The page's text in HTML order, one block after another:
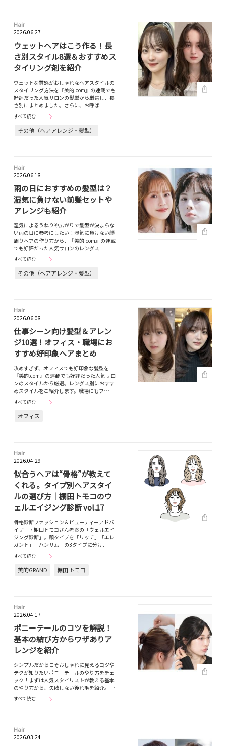
Hair
2026.06.27
ウェットヘアはこう作る！長
さ別スタイル8選＆おすすめス
タイリング剤を紹介
ウェットな質感がおしゃれなヘアスタイルの
スタイリング方法を『美的.com』の連載でも
好評だった人気サロンの髪型から厳選し、長
さ別にまとめました。さらに、お呼ば…
すべて読む
その他（ヘアアレンジ・髪型）
Hair
2026.06.18
雨の日におすすめの髪型は？
湿気に負けない前髪セットや
アレンジも紹介
湿気によるうねりや広がりで髪型が決まらな
い雨の日に参考にしたい！湿気に負けない顔
周りヘアの作り方から、『美的.com』の連載
でも好評だった人気サロンのレングス…
すべて読む
その他（ヘアアレンジ・髪型）
Hair
2026.06.08
仕事シーン向け髪型＆アレン
ジ10選！オフィス・職場にお
すすめ好印象ヘアまとめ
攻めすぎず、オフィスでも好印象な髪型を
『美的.com』の連載でも好評だった人気サロ
ンのスタイルから厳選。レングス別におすす
めスタイルをご紹介します。職場にもフ…
すべて読む
オフィス
Hair
2026.04.29
似合うヘアは“骨格”が教えて
くれる。タイプ別ヘアスタイ
ルの選び方｜棚田トモコのウ
ェルエイジング診断 vol.17
骨格診断ファッション＆ビューティーアドバ
イザー・棚田トモコさん考案の「ウェルエイ
ジング診断」。顔タイプを「リッチ」「エレ
ガント」「ハンサム」の3タイプに分け、…
すべて読む
美的GRAND 棚田 トモコ
Hair
2026.04.17
ポニーテールのコツを解説！
基本の結び方からワザありア
レンジを紹介
シンプルだからこそおしゃれに見えるコツや
テクが知りたいポニーテールのやり方をチェ
ック！まずは人気スタイリストが教える基本
のやり方から、失敗しない後れ毛を紹介。…
すべて読む
Hair
2026.03.24